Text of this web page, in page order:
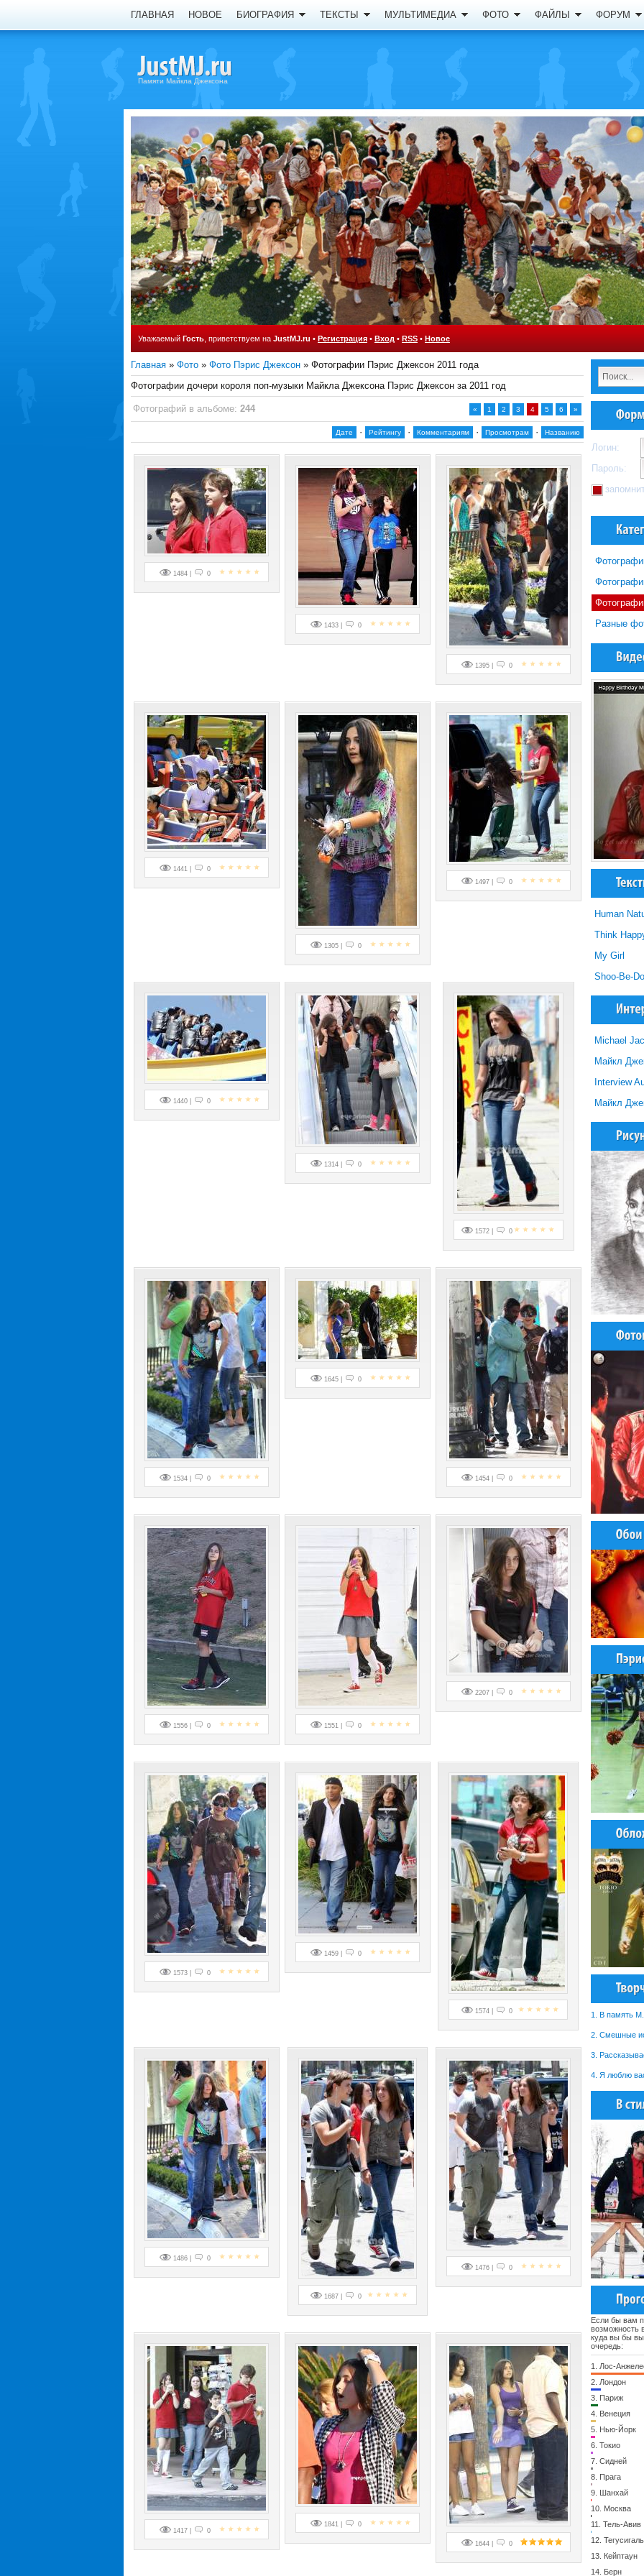
ГЛАВНАЯ НОВОЕ БИОГРАФИЯ ТЕКСТЫ МУЛЬТИМЕДИА ФОТО ФАЙЛЫ ФОРУМ
Памяти Майкла Джексона
Уважаемый Гость , приветствуем на JustMJ.ru • Регистрация • Вход • RSS • Новое
Главная » Фото » Фото Пэрис Джексон » Фотографии Пэрис Джексон 2011 года
Фотографии дочери короля поп-музыки Майкла Джексона Пэрис Джексон за 2011 год
Фотографий в альбоме: 244 « 1 2 3 4 5 6 »
Дате · Рейтингу · Комментариям · Просмотрам · Названию
1484 | 0
1433 | 0
1395 | 0
1441 | 0
1305 | 0
1497 | 0
1440 | 0
1314 | 0
1572 | 0
1534 | 0
1645 | 0
1454 | 0
1556 | 0 1551 | 0
2207 | 0
1573 | 0
1459 | 0
1574 | 0
1486 | 0
1687 | 0
1476 | 0
1417 | 0
1841 | 0
1644 | 0
Логин:
Пароль:
Разные
Human
Think
My Girl
Shoo-Be-
Michael
Майкл
Interview
Майкл
1. В память
2. Смешные
3.
4. Я люблю
Если бы вам
возможность
куда вы бы
очередь:
1. Лос-
2. Лондон
3. Париж
4. Венеция
5. Нью-Йорк
6. Токио
7. Сидней
8. Прага
9. Шанхай
10. Москва
11. Тель-Авив
12.
13. Кейптаун
14. Берн